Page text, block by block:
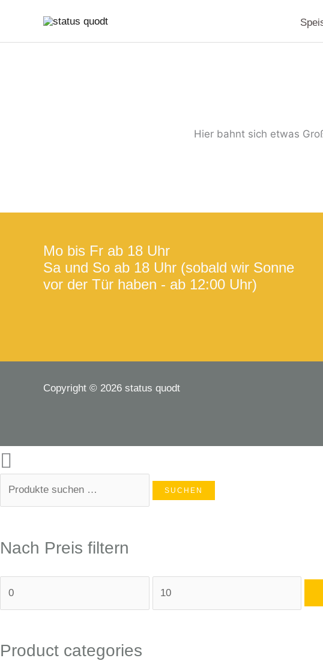
springen
Hier bahnt sich etwas
Mo bis Fr ab 18 Uhr
Sa und So ab 18 Uhr (sobald wir Sonne
vor der Tür haben - ab 12:00 Uhr)
Copyright © 2026 status quodt
SUCHEN
Nach Preis filtern
Product categories